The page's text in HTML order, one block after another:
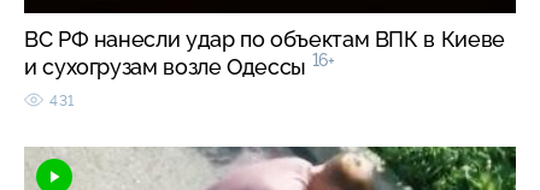
ВС РФ нанесли удар по объектам ВПК в Киеве
и сухогрузам возле Одессы 16+
431